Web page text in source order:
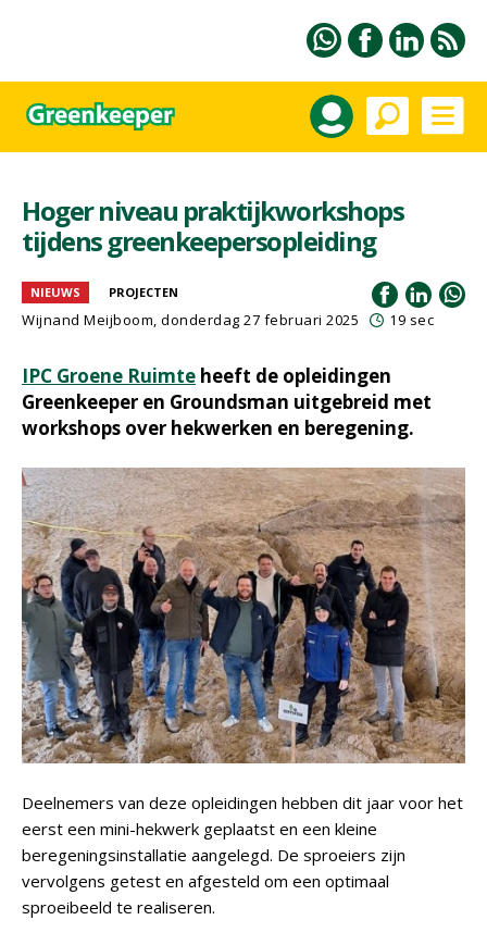
Hoger niveau praktijkworkshops
tijdens greenkeepersopleiding
NIEUWS PROJECTEN
Wijnand Meijboom, donderdag 27 februari 2025 19 sec
IPC Groene Ruimte heeft de opleidingen
Greenkeeper en Groundsman uitgebreid met
workshops over hekwerken en beregening.
Deelnemers van deze opleidingen hebben dit jaar voor het
eerst een mini-hekwerk geplaatst en een kleine
beregeningsinstallatie aangelegd. De sproeiers zijn
vervolgens getest en afgesteld om een optimaal
sproeibeeld te realiseren.